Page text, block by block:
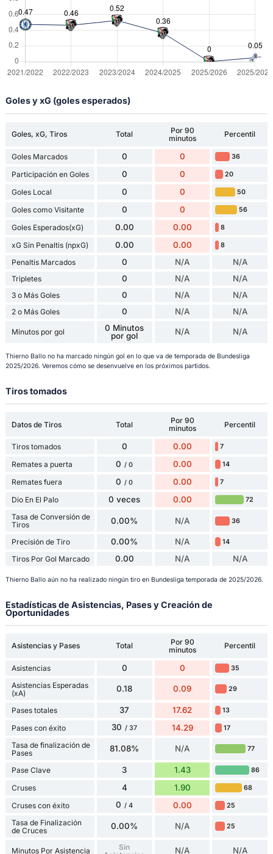
Goles y xG (goles esperados)
Goles, xG, Tiros Total
Por 90
minutos
Percentil
Goles Marcados 0 0 36
Participación en Goles 0 0 20
Goles Local 0 0 50
Goles como Visitante 0 0 56
Goles Esperados(xG) 0.00 0.00 8
xG Sin Penaltis (npxG) 0.00 0.00 8
Penaltis Marcados 0 N/A N/A
Tripletes 0 N/A N/A
3 o Más Goles 0 N/A N/A
2 o Más Goles 0 N/A N/A
Minutos por gol
0 Minutos
por gol
N/A N/A
Thierno Ballo no ha marcado ningún gol en lo que va de temporada de Bundesliga
2025/2026. Veremos cómo se desenvuelve en los próximos partidos.
Tiros tomados
Datos de Tiros Total
Por 90
minutos
Percentil
Tiros tomados 0 0.00 7
Remates a puerta 0 / 0 0.00 14
Remates fuera 0 / 0 0.00 7
Dio En El Palo 0 veces 0.00 72
Tasa de Conversión de
Tiros
0.00% N/A 36
Precisión de Tiro 0.00% N/A 14
Tiros Por Gol Marcado 0.00 N/A N/A
Thierno Ballo aún no ha realizado ningún tiro en Bundesliga temporada de 2025/2026.
Estadísticas de Asistencias, Pases y Creación de
Oportunidades
Asistencias y Pases Total
Por 90
minutos
Percentil
Asistencias 0 0 35
Asistencias Esperadas
(xA)
0.18 0.09 29
Pases totales 37 17.62 13
Pases con éxito 30 / 37 14.29 17
Tasa de finalización de
Pases
81.08% N/A 77
Pase Clave 3 1.43 86
Cruses 4 1.90 68
Cruses con éxito 0 / 4 0.00 25
Tasa de Finalización
de Cruces
0.00% N/A 25
Minutos Por Asistencia
Sin
N/A N/A